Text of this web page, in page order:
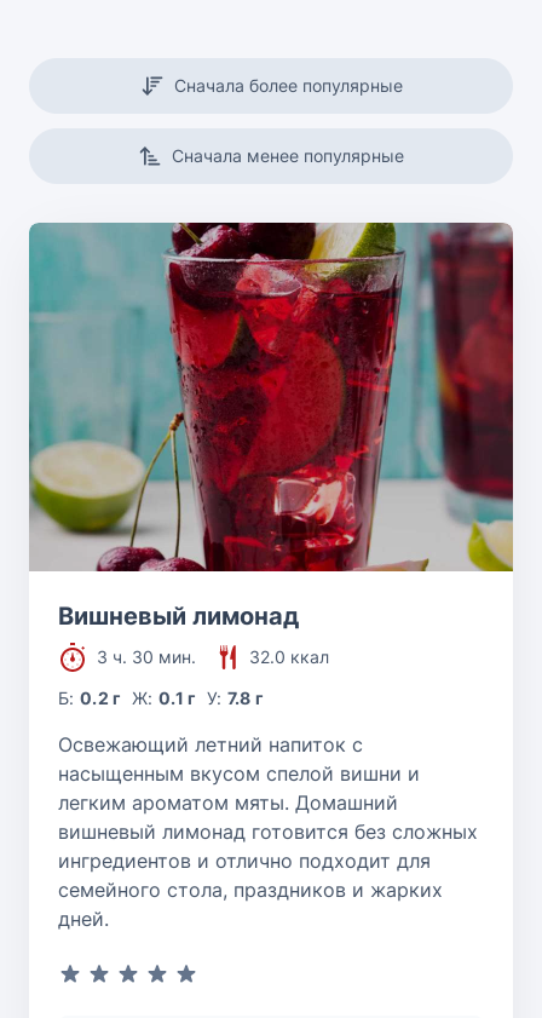
Сначала более популярные
Сначала менее популярные
Вишневый лимонад
3 ч. 30 мин.
32.0 ккал
Б:0.2 г Ж: 0.1 г У: 7.8 г
Освежающий летний напиток с
насыщенным вкусом спелой вишни и
легким ароматом мяты. Домашний
вишневый лимонад готовится без сложных
ингредиентов и отлично подходит для
семейного стола, праздников и жарких
дней.